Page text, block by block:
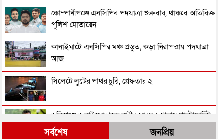
কোম্পানীগঞ্জে এনসিপির পদযাত্রা শুক্রবার, থাকবে অতিরিক্ত
পুলিশ মোতায়েন
কানাইঘাটে এনসিপির মঞ্চ প্রস্তুত, কড়া নিরাপত্তায় পদযাত্রা
আজ
সিলেটে লুটের পাথর চুরি, গ্রেফতার ২
জকিগঞ্জে জুলাইযোদ্ধাকে নারীর মারধর, থানায় পাল্টাপাল্টি
অভিযোগ
সর্বশেষ জনপ্রিয়